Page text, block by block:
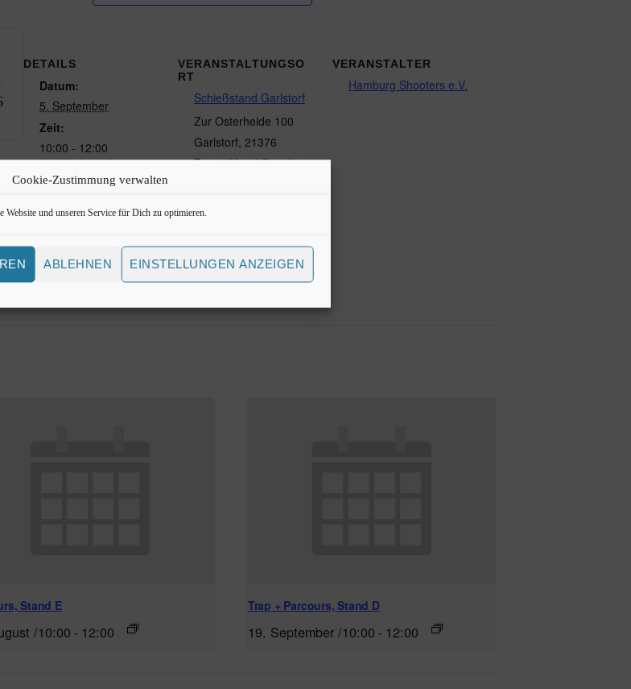
Cookie-Zustimmung verwalten
Website und unseren Service für Dich zu optimieren.
ABLEHNEN EINSTELLUNGEN ANZEIGEN
DETAILS
Datum:
5. September
Zeit:
10:00 - 12:00
Serien:
Eintritt:
Veranstaltungskateg
VERANSTALTUNGSO
RT
Schießstand Garlstorf
Zur Osterheide 100
Garlstorf, 21376
Deutschland Google
VERANSTALTER
Hamburg Shooters e.V.
Stand E
/10:00 - 12:00
Trap + Parcours, Stand D
19. September /10:00 - 12:00